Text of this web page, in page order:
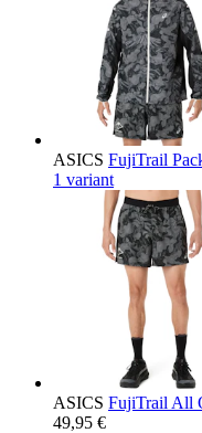
ASICS FujiTrail
1 variant
ASICS FujiTrail All
49,95 €